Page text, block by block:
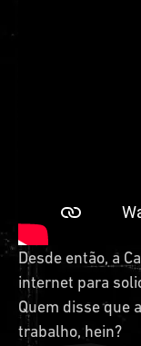
Desde então, a
internet para
Quem disse que
trabalho, hein?